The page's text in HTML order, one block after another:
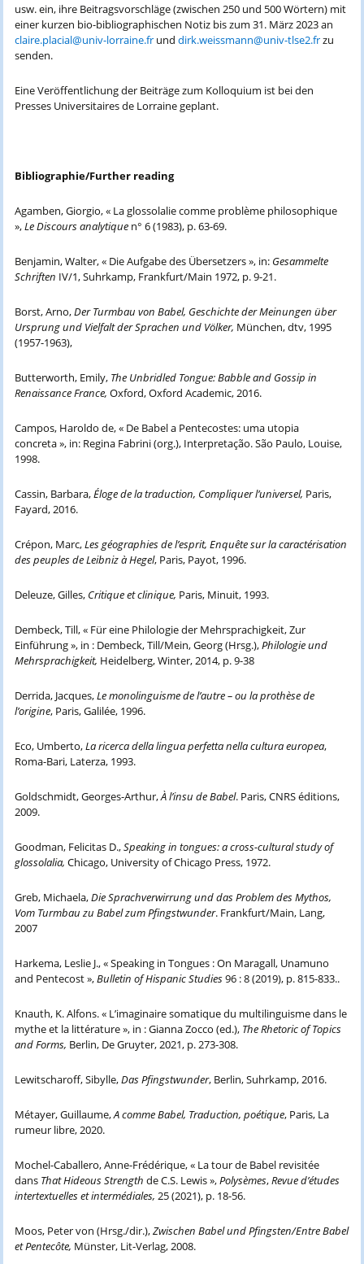
usw. ein, ihre Beitragsvorschläge (zwischen 250 und 500 Wörtern) mit
einer kurzen bio-bibliographischen Notiz bis zum 31. März 2023 an
claire.placial@univ-lorraine.frund dirk.weissmann@univ-tlse2.frzu
senden.
Eine Veröffentlichung der Beiträge zum Kolloquium ist bei den
Presses Universitaires de Lorraine geplant.
Bibliographie/Further reading
Agamben, Giorgio, « La glossolalie comme problème philosophique
»,Le Discours analytiquen° 6 (1983), p. 63-69.
Benjamin, Walter, « Die Aufgabe des Übersetzers », in: Gesammelte
Schriften IV/1, Suhrkamp, Frankfurt/Main 1972, p. 9-21.
Borst, Arno,Der Turmbau von Babel, Geschichte der Meinungen über
Ursprung und Vielfalt der Sprachen und Völker, München, dtv, 1995
(1957-1963),
Butterworth, Emily, The Unbridled Tongue: Babble and Gossip in
Renaissance France, Oxford, Oxford Academic, 2016.
Campos, Haroldo de, « De Babel a Pentecostes: uma utopia
concreta », in: Regina Fabrini (org.), Interpretação. São Paulo, Louise,
1998.
Cassin, Barbara,Éloge de la traduction, Compliquer l’universel, Paris,
Fayard, 2016.
Crépon, Marc,Les géographies de l’esprit, Enquête sur la caractérisation
des peuples de Leibniz à Hegel, Paris, Payot, 1996.
Deleuze, Gilles, Critique et clinique, Paris, Minuit, 1993.
Dembeck, Till, « Für eine Philologie der Mehrsprachigkeit, Zur
Einführung », in : Dembeck, Till/Mein, Georg (Hrsg.),Philologie und
Mehrsprachigkeit, Heidelberg, Winter,2014, p. 9-38
Derrida, Jacques,Le monolinguisme de l’autre – ou la prothèse de
l’origine, Paris, Galilée, 1996.
Eco, Umberto,La ricerca della lingua perfetta nella cultura europea,
Roma-Bari, Laterza, 1993.
Goldschmidt, Georges-Arthur,À l’insu de Babel. Paris, CNRS éditions,
2009.
Goodman, Felicitas D.,Speaking in tongues: a cross-cultural study of
glossolalia, Chicago, University of Chicago Press, 1972.
Greb, Michaela,Die Sprachverwirrung und das Problem des Mythos,
Vom Turmbau zu Babel zum Pfingstwunder. Frankfurt/Main, Lang,
2007
Harkema, Leslie J., « Speaking in Tongues : On Maragall, Unamuno
and Pentecost »,Bulletin of Hispanic Studies96 : 8 (2019), p. 815-833..
Knauth, K. Alfons. « L’imaginaire somatique du multilinguisme dans le
mythe et la littérature », in : Gianna Zocco (ed.), The Rhetoric of Topics
and Forms, Berlin, De Gruyter, 2021, p. 273-308.
Lewitscharoff, Sibylle,Das Pfingstwunder, Berlin, Suhrkamp, 2016.
Métayer, Guillaume,Acomme Babel, Traduction, poétique, Paris, La
rumeur libre, 2020.
Mochel-Caballero, Anne-Frédérique, « La tour de Babel revisitée
dans That Hideous Strength de C.S. Lewis »,Polysèmes,Revue d’études
intertextuelles et intermédiales, 25 (2021), p. 18-56.
Moos, Peter von (Hrsg./dir.),Zwischen Babel und Pﬁngsten/Entre Babel
et Pentecôte, Münster, Lit-Verlag, 2008.